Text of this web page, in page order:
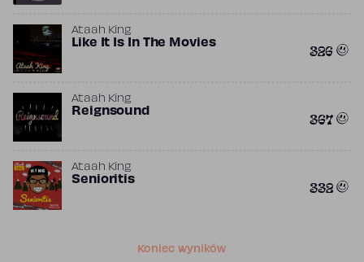
Ataah King
Like It Is In The Movies 326
Ataah King
Reignsound 367
Ataah King
Senioritis 332
Koniec wyników